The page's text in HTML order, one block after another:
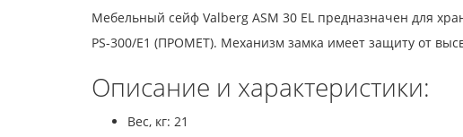
Мебельный сейф Valberg ASM 30 EL предназначен для
PS-300/E1 (ПРОМЕТ). Механизм замка имеет защиту от
Описание и характеристики:
Вес, кг: 21